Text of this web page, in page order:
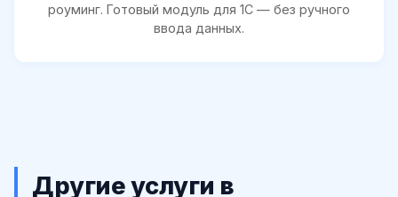
роуминг. Готовый модуль для 1С — без ручного
ввода данных.
Другие услуги в